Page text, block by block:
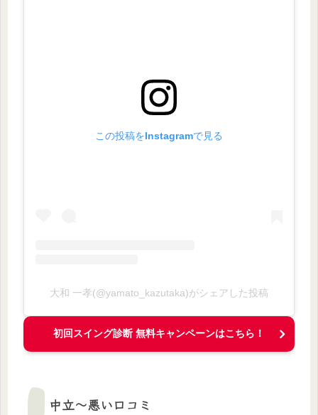
この投稿をInstagramで見る
大和 一孝(@yamato_kazutaka)がシェアした投稿
初回スイング診断 無料キャンペーンはこちら！
中立～悪い口コミ